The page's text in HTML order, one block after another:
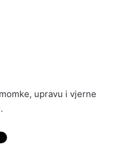
upravu i vjerne